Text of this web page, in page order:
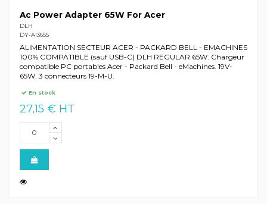
Ac Power Adapter 65W For Acer
DLH
DY-AI3655
ALIMENTATION SECTEUR ACER - PACKARD BELL - EMACHINES
100% COMPATIBLE (sauf USB-C) DLH REGULAR 65W. Chargeur
compatible PC portables Acer - Packard Bell - eMachines. 19V-
65W. 3 connecteurs 19-M-U.
En stock
27,15 € HT